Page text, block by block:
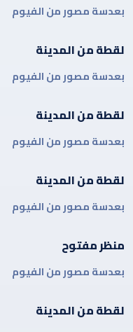
بعدسة مصور من الفيوم
لقطة من المدينة
بعدسة مصور من الفيوم
لقطة من المدينة
بعدسة مصور من الفيوم
لقطة من المدينة
بعدسة مصور من الفيوم
منظر مفتوح
بعدسة مصور من الفيوم
لقطة من المدينة